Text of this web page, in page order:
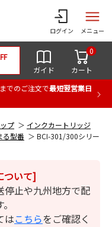
ログイン メニュー
ガイド カート
0
でのご注文で最短翌営業日
プ
インクカートリッジ
る型番
BCI-301/300シリー
ついて]
停止や九州地方で配
はこちらをご確認く